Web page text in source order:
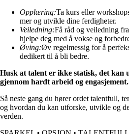
Opplæring:Ta kurs eller
mer og utvikle dine ferdigheter.
Veiledning:Få råd og veiledning
hjelpe deg med å vokse og
Øving:Øv regelmessig for å
dedikert til å bli bedre.
Husk at talent er ikke statisk, det kan
gjennom hardt arbeid og engasjement.
Så neste gang du hører ordet talentfull,
og hvordan du kan utforske, utvikle og
verden.